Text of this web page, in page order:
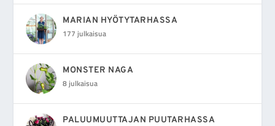
MARIAN HYÖTYTARHASSA
177 julkaisua
MONSTER NAGA
8 julkaisua
PALUUMUUTTAJAN PUUTARHASSA